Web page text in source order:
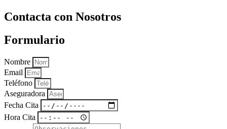
Contacta con Nosotros
Formulario
Nombre
Email
Teléfono
Aseguradora
Fecha Cita
Hora Cita